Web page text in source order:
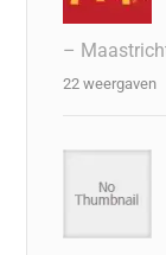
–
22 weergaven